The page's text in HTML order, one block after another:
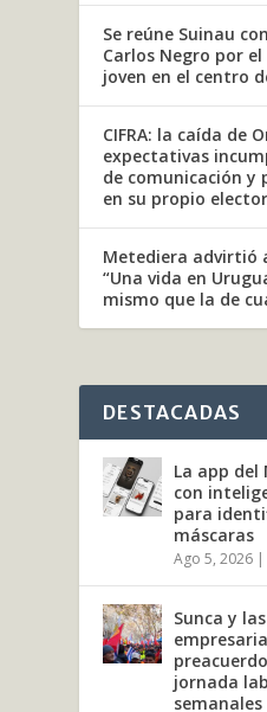
Se reúne Suinau
Carlos Negro por
joven en el centro
CIFRA: la caída de
expectativas
de comunicación y
en su propio
Metediera advirtió
“Una vida en
mismo que la de
DESTACADAS
La app del
con
para
máscaras
Ago 5, 2026 |
Sunca y
jornada